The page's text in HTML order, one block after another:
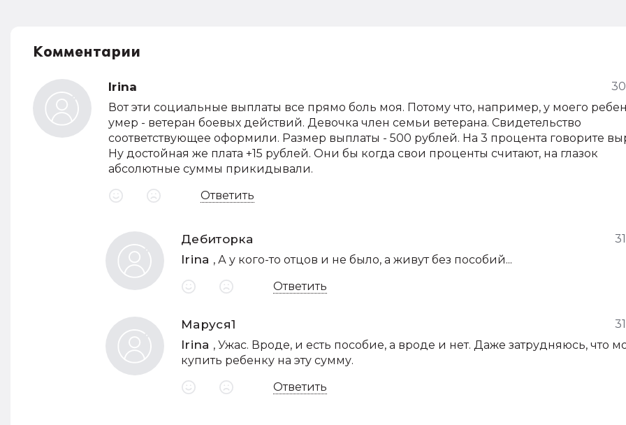
Комментарии
Irina
Вот эти социальные выплаты все прямо боль моя. Потому что, например, у моего
умер - ветеран боевых действий. Девочка член семьи ветерана. Свидетельство
соответствующее оформили. Размер выплаты - 500 рублей. На 3 процента говорите
Ну достойная же плата +15 рублей. Они бы когда свои проценты считают, на глазок
абсолютные суммы прикидывали.
Ответить
Дебиторка
Irina , А у кого-то отцов и не было, а живут без пособий...
Ответить
Маруся1
Irina , Ужас. Вроде, и есть пособие, а вроде и нет. Даже затрудняюсь, что
купить ребенку на эту сумму.
Ответить